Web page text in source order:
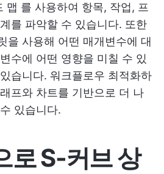
맵 를 사용하여 항목, 작업, 프
를 파악할 수 있습니다. 또한
을 사용해 어떤 매개변수에 대
수에 어떤 영향을 미칠 수 있
습니다. 워크플로우 최적화하
프와 차트를 기반으로 더 나
있습니다.
로 S-커브 상